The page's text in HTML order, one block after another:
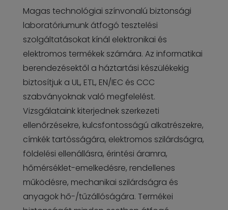
Magas technológiai színvonalú biztonsági
laboratóriumunk átfogó tesztelési
szolgáltatásokat kínál elektronikai és
elektromos termékek számára. Az informatikai
berendezésektől a háztartási készülékekig
biztosítjuk a UL, ETL, EN/IEC és CCC
szabványoknak való megfelelést.
Vizsgálataink kiterjednek szerkezeti
ellenőrzésekre, kulcsfontosságú alkatrészekre,
címkék tartósságára, elektromos szilárdságra,
földelési ellenállásra, érintési áramra,
hőmérséklet-emelkedésre, rendellenes
működésre, mechanikai szilárdságra és
anyagok hő-/tűzállóságára. Termékei